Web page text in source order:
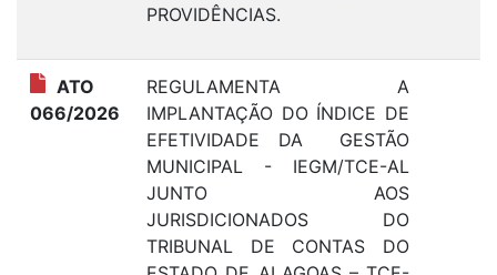
PROVIDÊNCIAS.
ATO
066/2026
REGULAMENTA A
IMPLANTAÇÃO DO ÍNDICE DE
EFETIVIDADE DA GESTÃO
MUNICIPAL - IEGM/TCE-AL
JUNTO AOS
JURISDICIONADOS DO
TRIBUNAL DE CONTAS DO